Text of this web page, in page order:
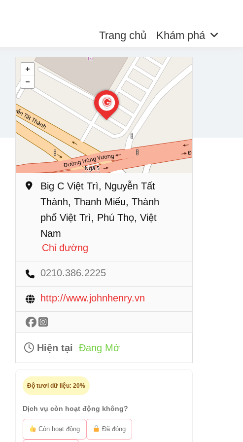
Trang chủ Khám phá
Big C Việt Trì, Nguyễn Tất
Thành, Thanh Miếu, Thành
phố Việt Trì, Phú Thọ, Việt
Nam
Chỉ đường
0210.386.2225
http://www.johnhenry.vn
Hiện tại Đang Mở
Độ tươi dữ liệu: 20%
Dịch vụ còn hoạt động không?
Còn hoạt động Đã đóng